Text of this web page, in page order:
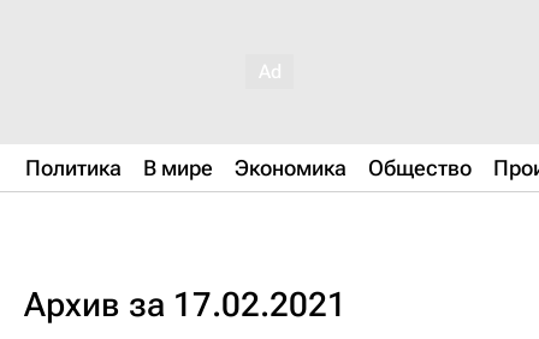
Политика В мире Экономика Общество
Архив за 17.02.2021